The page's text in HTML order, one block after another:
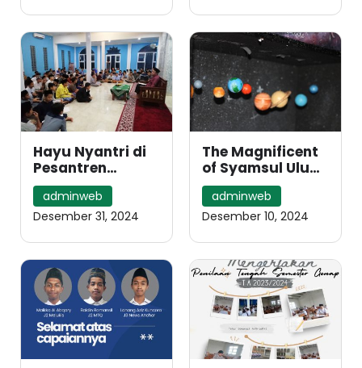
Bandung
Hayu Nyantri di
Pesantren
Syamsul Ulum
Kota Bandung
adminweb
Desember 31, 2024
The Magnificent
of Syamsul Ulum;
Kreatifitas Santri
Syamsul Ulum
adminweb
Desember 10, 2024